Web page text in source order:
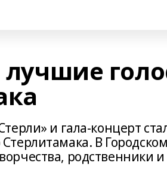
и гала-концерт
В
родственники